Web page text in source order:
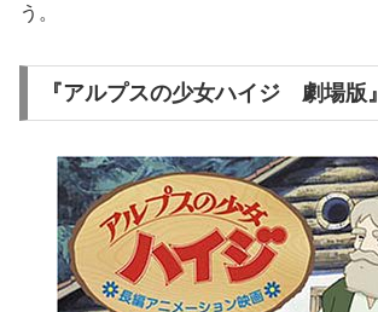
う。
『アルプスの少女ハイジ 劇場版』